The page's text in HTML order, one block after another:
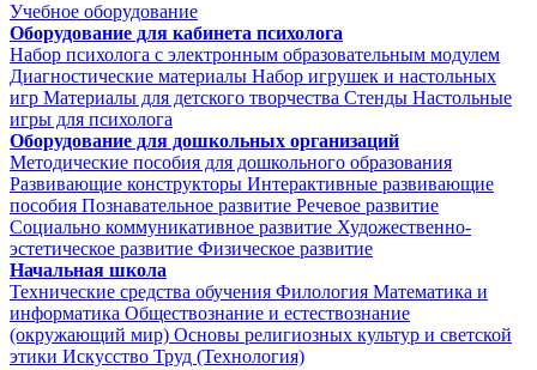
Учебное оборудование
Оборудование для кабинета психолога
Набор психолога с электронным образовательным модулем
Диагностические материалы Набор игрушек и настольных
игр Материалы для детского творчества Стенды Настольные
игры для психолога
Оборудование для дошкольных организаций
Методические пособия для дошкольного образования
Развивающие конструкторы Интерактивные развивающие
пособия Познавательное развитие Речевое развитие
Социально коммуникативное развитие Художественно-
эстетическое развитие Физическое развитие
Начальная школа
Технические средства обучения Филология Математика и
информатика Обществознание и естествознание
(окружающий мир) Основы религиозных культур и светской
этики Искусство Труд (Технология)